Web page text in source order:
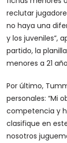
reclutar
no haya una
y los juveniles”,
partido, la
menores a 21
Por último,
personales: “Mi
competencia y
clasifique en
nosotros